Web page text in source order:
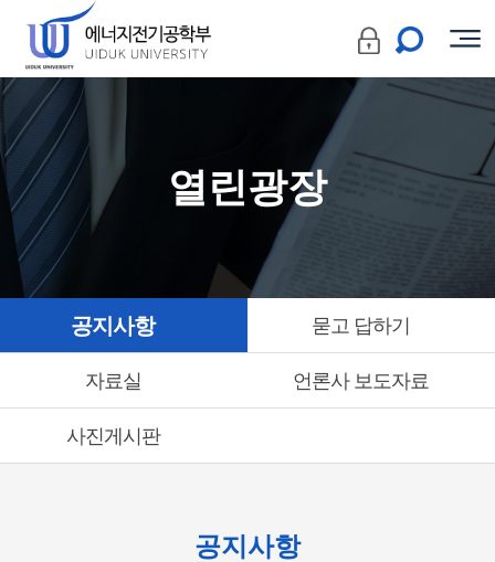
열린광장
공지사항 묻고 답하기
자료실 언론사 보도자료
사진게시판
공지사항